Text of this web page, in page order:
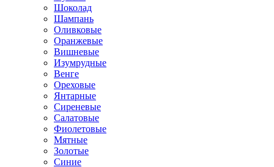
Шоколад
Шампань
Оливковые
Оранжевые
Вишневые
Изумрудные
Венге
Ореховые
Янтарные
Сиреневые
Салатовые
Фиолетовые
Мятные
Золотые
Синие